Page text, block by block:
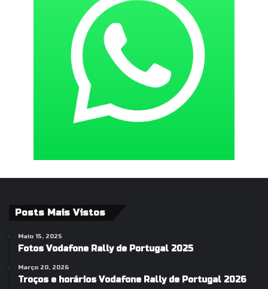
Posts Mais Vistos
Maio 15, 2025
Fotos Vodafone Rally de Portugal 2025
Março 20, 2026
Troços e horários Vodafone Rally de Portugal 2026